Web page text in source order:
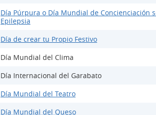
Día Púrpura o Día Mundial de Concienciación
Epilepsia
Día de crear tu Propio Festivo
Día Mundial del Clima
Día Internacional del Garabato
Día Mundial del Teatro
Día Mundial del Queso